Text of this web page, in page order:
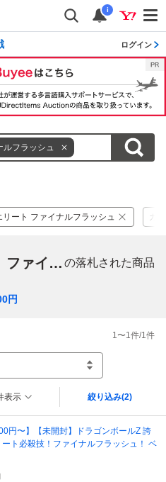
i
ログイン
ルフラッシュ
ート ファイナルフラッシュ カ
「誇り高き超エリート ファイナルフラッシュ」 の落札された商品
円
1 〜1 件/1 件
表示 絞り込み(2)
円〜】【未開封】ドラゴンボールZ 誇
ート必殺技！ファイナルフラッシュ！ ベ